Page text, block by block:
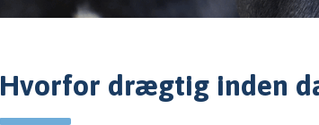
Hvorfor drægtig inden